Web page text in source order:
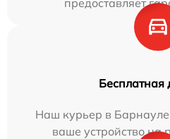
Бесплатная
Наш курьер в Барнауле
ваше устройство на